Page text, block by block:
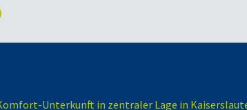
Unterkunft in zentraler Lage in